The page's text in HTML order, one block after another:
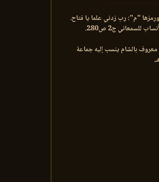
"م": رب زدني علما يا فتاح.
وبعد الألف عين مهملة بلد معروف بالشام ينسب إليه جماعة